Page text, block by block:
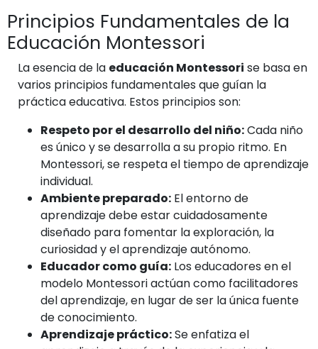
Principios Fundamentales de la
Educación Montessori
La esencia de la educación Montessori se basa en
varios principios fundamentales que guían la
práctica educativa. Estos principios son:
Respeto por el desarrollo del niño:Cada niño
es único y se desarrolla a su propio ritmo. En
Montessori, se respeta el tiempo de aprendizaje
individual.
Ambiente preparado: El entorno de
aprendizaje debe estar cuidadosamente
diseñado para fomentar la exploración, la
curiosidad y el aprendizaje autónomo.
Educador como guía: Los educadores en el
modelo Montessori actúan como facilitadores
del aprendizaje, en lugar de ser la única fuente
de conocimiento.
Aprendizaje práctico:Se enfatiza el